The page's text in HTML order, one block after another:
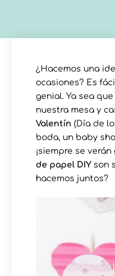
¿Hacemos una
ocasiones? Es
genial. Ya sea
nuestra mesa y
Valentín (Día de
boda, un baby
¡siempre se
de papel DIY son
hacemos juntos?